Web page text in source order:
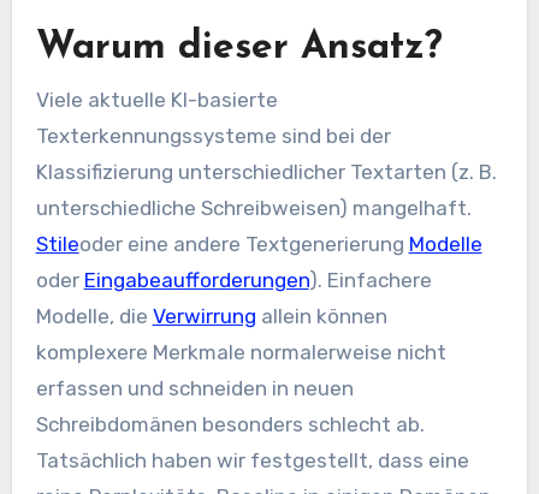
Warum dieser Ansatz?
Viele aktuelle KI-basierte
Texterkennungssysteme sind bei der
Klassifizierung unterschiedlicher Textarten (z. B.
unterschiedliche Schreibweisen) mangelhaft.
Stileoder eine andere Textgenerierung Modelle
oder Eingabeaufforderungen). Einfachere
Modelle, die Verwirrung allein können
komplexere Merkmale normalerweise nicht
erfassen und schneiden in neuen
Schreibdomänen besonders schlecht ab.
Tatsächlich haben wir festgestellt, dass eine